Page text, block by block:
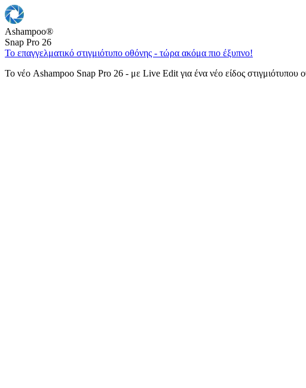
Ashampoo®
Snap Pro 26
Το επαγγελματικό στιγμιότυπο οθόνης - τώρα ακόμα πιο έξυπνο!
Το νέο Ashampoo Snap Pro 26 - με Live Edit για ένα νέο είδος στιγμιότυπου